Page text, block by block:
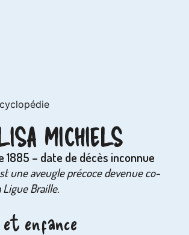
MICHIELS
1885 – date de décès inconnue
une aveugle précoce devenue co-
Braille.
et enfance